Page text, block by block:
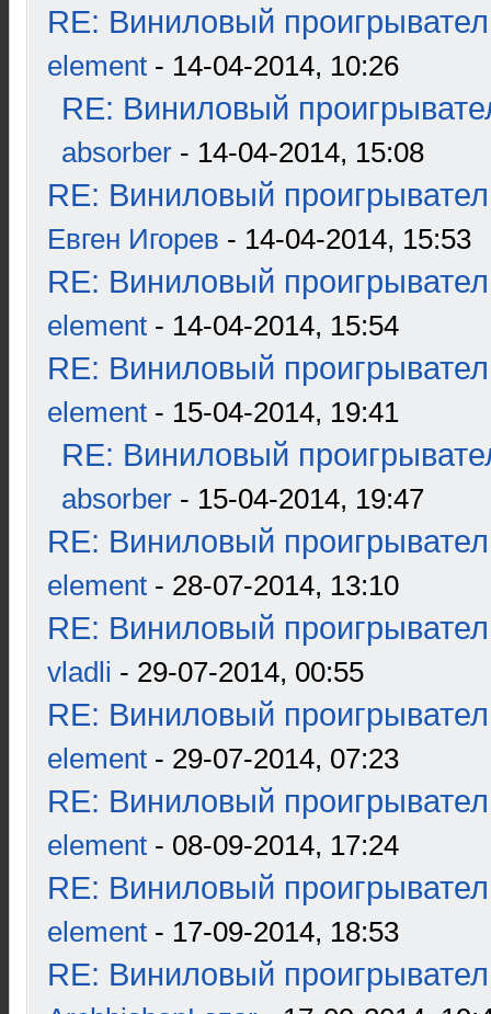
RE: Виниловый
element - 14-04-2014, 10:26
RE: Виниловый
absorber - 14-04-2014, 15:08
RE: Виниловый
Евген Игорев - 14-04-2014, 15:53
RE: Виниловый
element - 14-04-2014, 15:54
RE: Виниловый
element - 15-04-2014, 19:41
RE: Виниловый
absorber - 15-04-2014, 19:47
RE: Виниловый
element - 28-07-2014, 13:10
RE: Виниловый
vladli - 29-07-2014, 00:55
RE: Виниловый
element - 29-07-2014, 07:23
RE: Виниловый
element - 08-09-2014, 17:24
RE: Виниловый
element - 17-09-2014, 18:53
RE: Виниловый